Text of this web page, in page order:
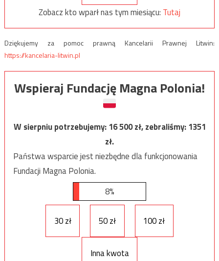
Zobacz kto wparł nas tym miesiącu: Tutaj
Dziękujemy za pomoc prawną Kancelarii Prawnej Litwin:
https://kancelaria-litwin.pl
Wspieraj Fundację Magna Polonia!
W sierpniu potrzebujemy:16 500zł, zebraliśmy:1351
zł.
Państwa wsparcie jest niezbędne dla funkcjonowania
Fundacji Magna Polonia.
8%
30 zł 50 zł 100 zł
Inna kwota